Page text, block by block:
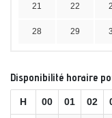
21 22
28 29
Disponibilité horaire
H 00 01 02